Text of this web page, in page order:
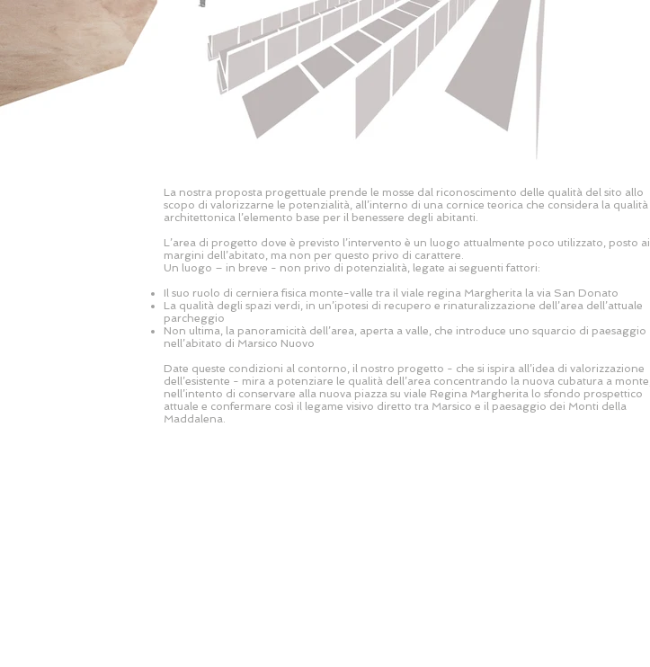
La nostra proposta progettuale prende le mosse dal riconoscimento delle qualità del sito allo
scopo di valorizzarne le potenzialità, all’interno di una cornice teorica che considera la qualità
architettonica l’elemento base per il benessere degli abitanti.
L’area di progetto dove è previsto l’intervento è un luogo attualmente poco utilizzato, posto ai
margini dell’abitato, ma non per questo privo di carattere.
Un luogo – in breve - non privo di potenzialità, legate ai seguenti fattori:
Il suo ruolo di cerniera fisica monte-valle tra il viale regina Margherita la via San Donato
La qualità degli spazi verdi, in un’ipotesi di recupero e rinaturalizzazione dell’area dell’attuale
parcheggio
Non ultima, la panoramicità dell’area, aperta a valle, che introduce uno squarcio di paesaggio
nell’abitato di Marsico Nuovo
Date queste condizioni al contorno, il nostro progetto - che si ispira all’idea di valorizzazione
dell’esistente - mira a potenziare le qualità dell’area concentrando la nuova cubatura a monte,
nell’intento di conservare alla nuova piazza su viale Regina Margherita lo sfondo prospettico
attuale e confermare così il legame visivo diretto tra Marsico e il paesaggio dei Monti della
Maddalena.